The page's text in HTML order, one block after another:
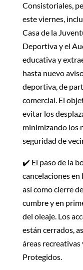
Consistoriales,
este viernes,
Casa de la
Deportiva y el
educativa y
hasta nuevo
deportiva, de
comercial. El
evitar los
minimizando los
seguridad de
✔️ El paso de la
cancelaciones
así como cierre
cumbre y en
del oleaje. Los
están cerrados,
áreas recreativas
Protegidos.